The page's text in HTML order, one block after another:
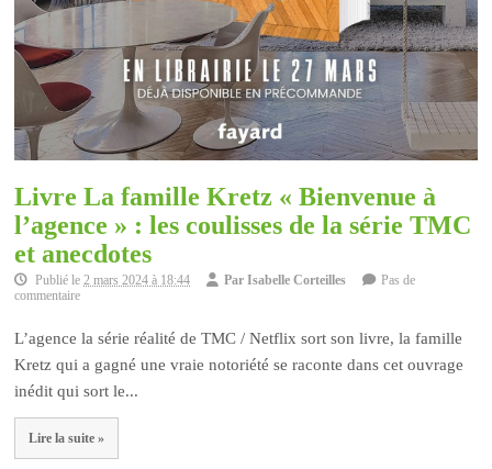
Livre La famille Kretz « Bienvenue à
l’agence » : les coulisses de la série TMC
et anecdotes
Publié le2 mars 2024 à 18:44 ParIsabelle Corteilles
Pas de
commentaire
L’agence la série réalité de TMC / Netflix sort son livre, la famille
Kretz qui a gagné une vraie notoriété se raconte dans cet ouvrage
inédit qui sort le...
Lire la suite »